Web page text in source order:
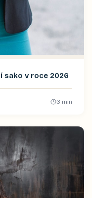
sako v roce 2026
3 min